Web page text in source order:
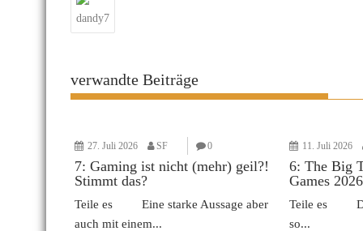
dandy7
verwandte Beiträge
27. Juli 2026 SF 0
7: Gaming ist nicht (mehr) geil?!
Stimmt das?
Teile es Eine starke Aussage aber
auch mit einem...
11. Juli 2026
6: The Big
Games
Teile es
so...